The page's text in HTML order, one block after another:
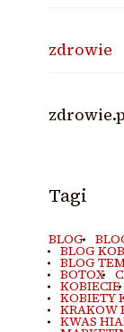
zdrowie
Tagi
BLOG
BLOG
BLOG
BOTOX
KOBIECIE
KOBIETY
KRAKOW
KWAS